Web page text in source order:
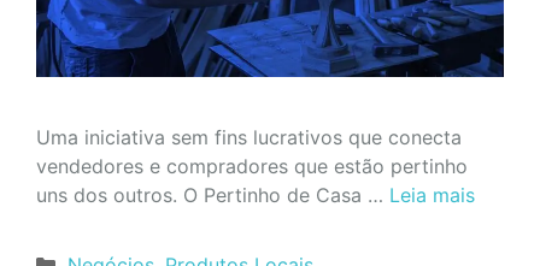
Uma iniciativa sem fins lucrativos que conecta
vendedores e compradores que estão pertinho
uns dos outros. O Pertinho de Casa … Leia mais
Categorias